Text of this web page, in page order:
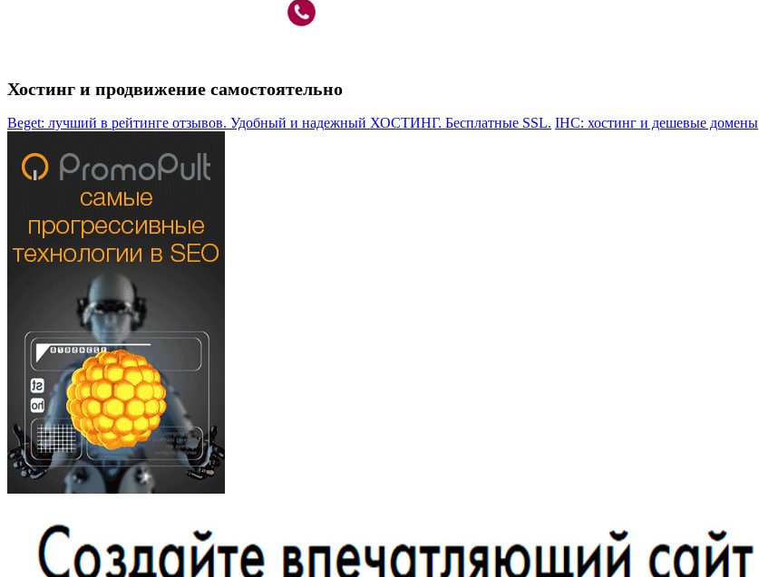
Хостинг и продвижение самостоятельно
Beget: лучший в рейтинге отзывов. Удобный и надежный ХОСТИНГ. Бесплатные SSL. IHC: хостинг и дешевые домены